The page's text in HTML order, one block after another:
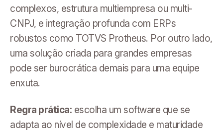
complexos, estrutura multiempresa ou multi-
CNPJ, e integração profunda com ERPs
robustos como TOTVS Protheus. Por outro lado,
uma solução criada para grandes empresas
pode ser burocrática demais para uma equipe
enxuta.
Regra prática: escolha um software que se
adapta ao nível de complexidade e maturidade